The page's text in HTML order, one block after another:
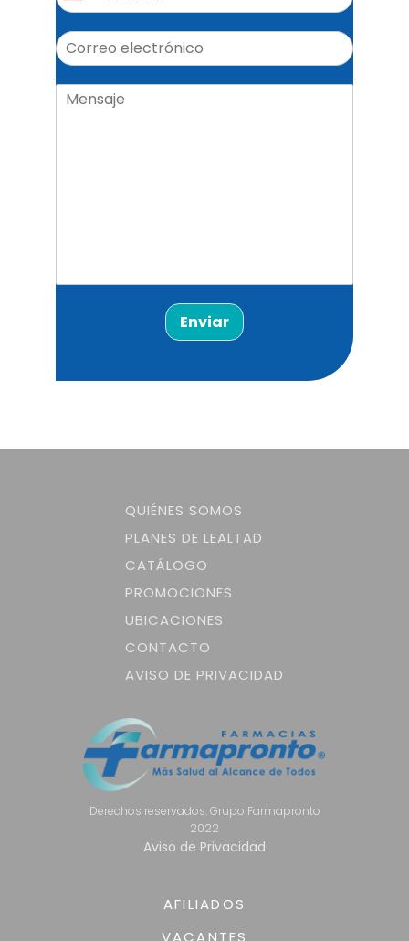
Enviar
QUIÉNES SOMOS
PLANES DE LEALTAD
CATÁLOGO
PROMOCIONES
UBICACIONES
CONTACTO
AVISO DE PRIVACIDAD
Derechos reservados. Grupo Farmapronto
2022
Aviso de Privacidad
AFILIADOS
VACANTES